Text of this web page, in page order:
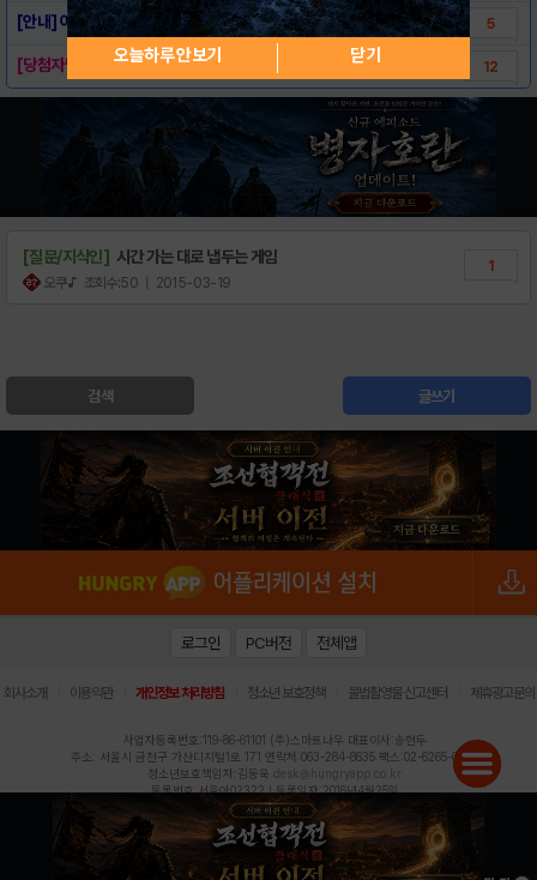
[안내] 아쿠아스토리 밥알 적용 5
[당첨자발표] 내 도감좀 볼래? 이벤트 당첨자.. 12
[질문/지식인] 시간 가는 대로 냅두는 게임
오쿠♪ 조회수:50 | 2015-03-19
1
검색 글쓰기
오늘하루 안보기 닫기
로그인 PC버전 전체앱
회사소개 이용약관 개인정보 처리방침 청소년 보호정책 불법촬영물 신고센터 제휴광고문의
사업자등록번호:119-86-61101 (주)스마트나우 대표이사:송현두
주소: 서울시 금천구 가산디지털1로 171 연락처:063-284-8635 팩스:02-6265-0377
청소년보호책임자:김동욱 desk@hungryapp.co.kr
등록번호:서울아02322 | 등록일자:2016년4월25일
발행인:(주)스마트나우 송현두 | 편집인:김동욱
헝그리앱의 콘텐츠 및 기사는 저작권법의 보호를 받으므로, 무단 전재, 복사, 배포 등을 금합니다.
Copyright (c) HungryApp All Rights Reserved.